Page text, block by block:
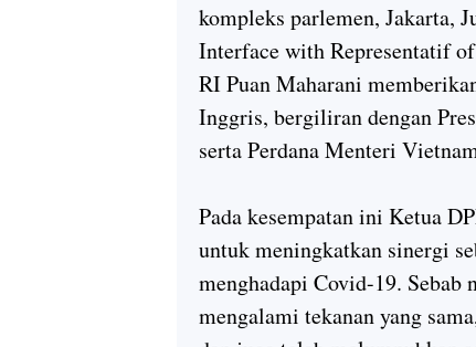
kompleks parlemen, Jakarta,
Interface with Representatif
RI Puan Maharani
Inggris, bergiliran dengan
serta Perdana Menteri
Pada kesempatan ini Ketua
untuk meningkatkan sinergi
menghadapi Covid-19. Sebab
mengalami tekanan yang